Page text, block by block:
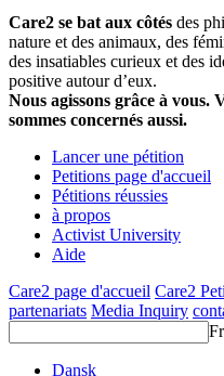
Care2 se bat aux côtés des
nature et des animaux, des
des insatiables curieux et des
positive autour d’eux.
Nous agissons grâce à vous.
sommes concernés aussi.
Lancer une pétition
Petitions page d'accueil
Pétitions réussies
à propos
Activist University
Aide
Care2 page d'accueil Care2
partenariats Media Inquiry
Dansk